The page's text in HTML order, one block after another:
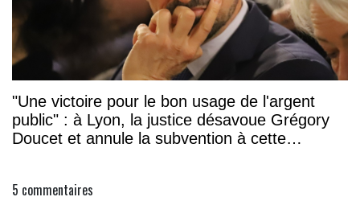
"Une victoire pour le bon usage de l'argent
public" : à Lyon, la justice désavoue Grégory
Doucet et annule la subvention à cette
5 commentaires